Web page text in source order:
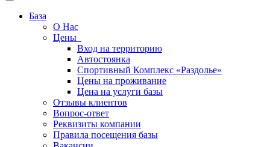
База
О Нас
Цены
Вход на территорию
Автостоянка
Спортивный Комплекс «Раздолье»
Цены на проживание
Цена на услуги базы
Отзывы клиентов
Вопрос-ответ
Реквизиты компании
Правила посещения базы